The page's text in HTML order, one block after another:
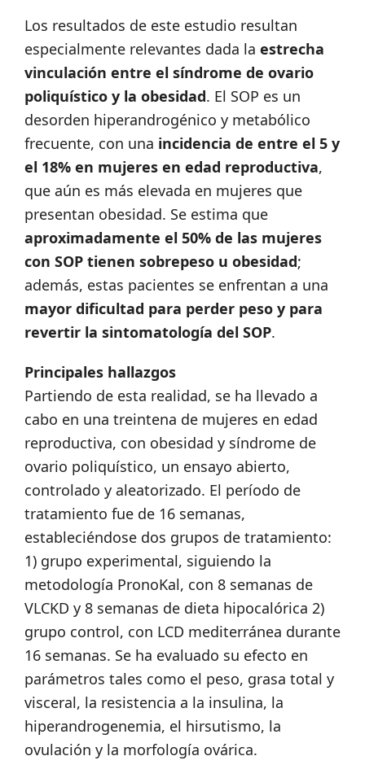
Los resultados de este estudio resultan
especialmente relevantes dada la estrecha
vinculación entre el síndrome de ovario
poliquístico y la obesidad. El SOP es un
desorden hiperandrogénico y metabólico
frecuente, con una incidencia de entre el 5 y
el 18% en mujeres en edad reproductiva,
que aún es más elevada en mujeres que
presentan obesidad. Se estima que
aproximadamente el 50% de las mujeres
con SOP tienen sobrepeso u obesidad;
además, estas pacientes se enfrentan a una
mayor dificultad para perder peso y para
revertir la sintomatología del SOP.
Principales hallazgos
Partiendo de esta realidad, se ha llevado a
cabo en una treintena de mujeres en edad
reproductiva, con obesidad y síndrome de
ovario poliquístico, un ensayo abierto,
controlado y aleatorizado. El período de
tratamiento fue de 16 semanas,
estableciéndose dos grupos de tratamiento:
1) grupo experimental, siguiendo la
metodología PronoKal, con 8 semanas de
VLCKD y 8 semanas de dieta hipocalórica 2)
grupo control, con LCD mediterránea durante
16 semanas. Se ha evaluado su efecto en
parámetros tales como el peso, grasa total y
visceral, la resistencia a la insulina, la
hiperandrogenemia, el hirsutismo, la
ovulación y la morfología ovárica.